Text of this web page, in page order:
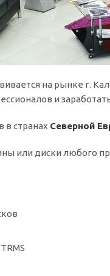
на рынке г.
и
в странах Северной
или диски любого